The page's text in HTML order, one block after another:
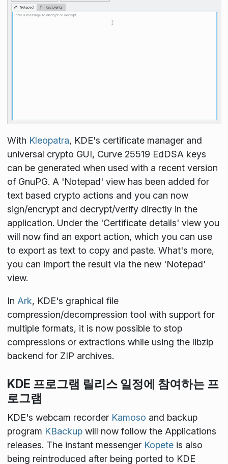
With Kleopatra, KDE's certificate manager and
universal crypto GUI, Curve 25519 EdDSA keys
can be generated when used with a recent version
of GnuPG. A 'Notepad' view has been added for
text based crypto actions and you can now
sign/encrypt and decrypt/verify directly in the
application. Under the 'Certificate details' view you
will now find an export action, which you can use
to export as text to copy and paste. What's more,
you can import the result via the new 'Notepad'
view.
In Ark, KDE's graphical file
compression/decompression tool with support for
multiple formats, it is now possible to stop
compressions or extractions while using the libzip
backend for ZIP archives.
KDE 프로그램 릴리스 일정에 참여하는 프
로그램
KDE's webcam recorder Kamoso and backup
program KBackupwill now follow the Applications
releases. The instant messenger Kopeteis also
being reintroduced after being ported to KDE